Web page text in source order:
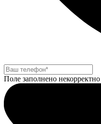
Поле заполнено некорректно